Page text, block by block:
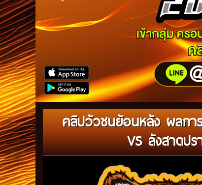
คลิปวัวชนย้อนหลัง ผลก
VS ลังสาดป